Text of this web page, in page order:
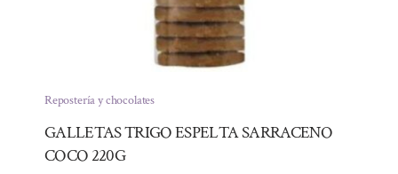
Repostería y chocolates
GALLETAS TRIGO ESPELTA SARRACENO
COCO 220G